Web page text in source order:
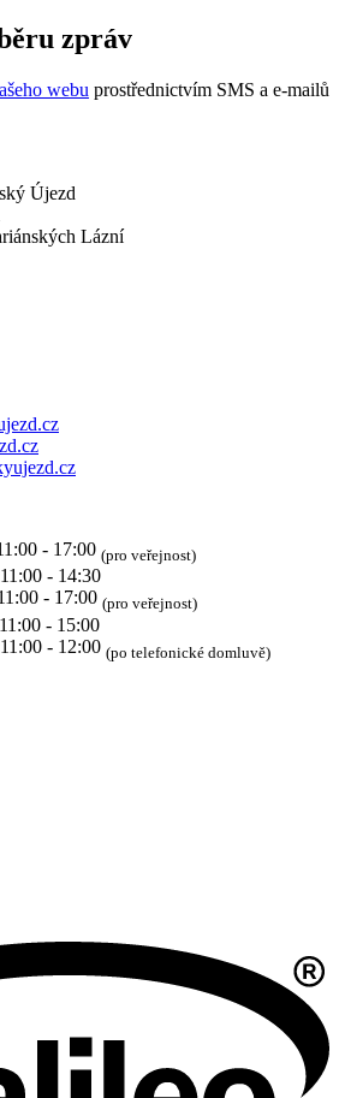
zpráv
webu prostřednictvím SMS a e-mailů
Újezd
Lázní
- 17:00 (pro veřejnost)
- 14:30
- 17:00 (pro veřejnost)
- 15:00
- 12:00 (po telefonické domluvě)